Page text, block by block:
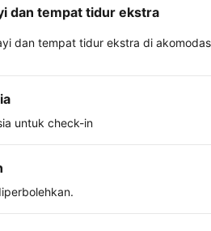
dan tempat tidur ekstra
dan tempat tidur ekstra di
untuk check-in